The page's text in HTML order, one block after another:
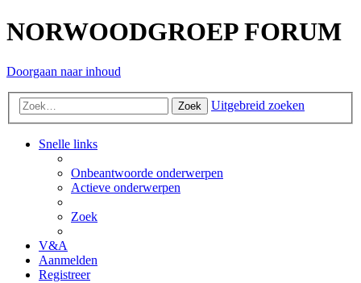
NORWOODGROEP FORUM
Doorgaan naar inhoud
Zoek Uitgebreid zoeken
Snelle links
Onbeantwoorde onderwerpen
Actieve onderwerpen
Zoek
V&A
Aanmelden
Registreer